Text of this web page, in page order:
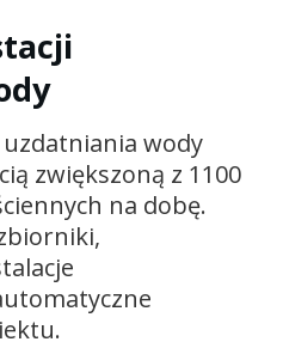
wody
zwiększoną z 1100
na dobę.